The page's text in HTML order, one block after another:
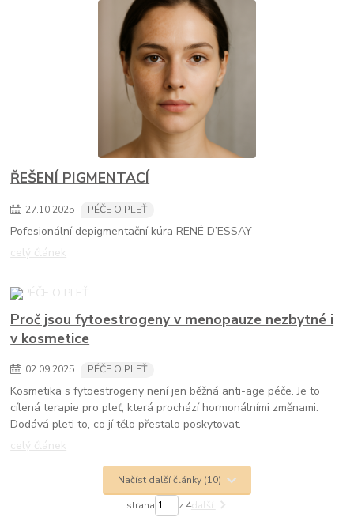
ŘEŠENÍ PIGMENTACÍ
27.10.2025 PÉČE O PLEŤ
Pofesionální depigmentační kúra RENÉ D’ESSAY
celý článek
Proč jsou fytoestrogeny v menopauze nezbytné i
v kosmetice
02.09.2025 PÉČE O PLEŤ
Kosmetika s fytoestrogeny není jen běžná anti-age péče. Je to
cílená terapie pro pleť, která prochází hormonálními změnami.
Dodává pleti to, co jí tělo přestalo poskytovat.
celý článek
Načíst další články (10)
strana z 4další